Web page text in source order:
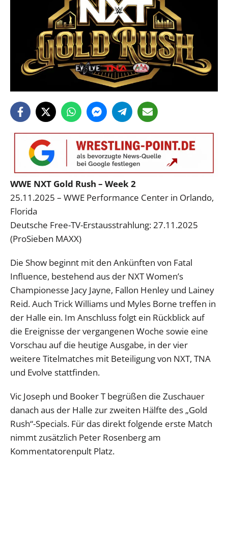
WWE NXT Gold Rush – Week 2
25.11.2025 – WWE Performance Center in Orlando,
Florida
Deutsche Free-TV-Erstausstrahlung: 27.11.2025
(ProSieben MAXX)
Die Show beginnt mit den Ankünften von Fatal
Influence, bestehend aus der NXT Women’s
Championesse Jacy Jayne, Fallon Henley und Lainey
Reid. Auch Trick Williams und Myles Borne treffen in
der Halle ein. Im Anschluss folgt ein Rückblick auf
die Ereignisse der vergangenen Woche sowie eine
Vorschau auf die heutige Ausgabe, in der vier
weitere Titelmatches mit Beteiligung von NXT, TNA
und Evolve stattfinden.
Vic Joseph und Booker T begrüßen die Zuschauer
danach aus der Halle zur zweiten Hälfte des „Gold
Rush“-Specials. Für das direkt folgende erste Match
nimmt zusätzlich Peter Rosenberg am
Kommentatorenpult Platz.